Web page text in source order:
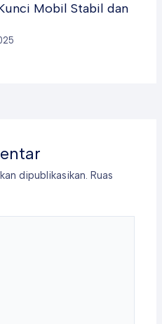
Mobil Stabil dan
dipublikasikan. Ruas